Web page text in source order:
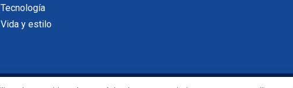
Tecnología
Vida y estilo
Powered by